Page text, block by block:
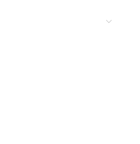
funcionamiento del